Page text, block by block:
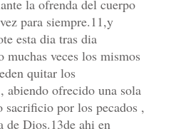
la ofrenda del cuerpo
para siempre.11,y
esta dia tras dia
veces los mismos
quitar los
abiendo ofrecido una sola
sacrificio por los pecados ,
de Dios.13de ahi en